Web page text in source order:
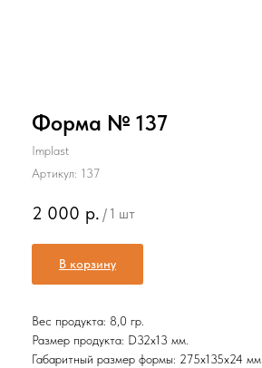
Форма № 137
Implast
Артикул: 137
2 000 р. / 1 шт
В корзину
Вес продукта: 8,0 гр.
Размер продукта: D32х13 мм.
Габаритный размер формы: 275х135х24 мм.